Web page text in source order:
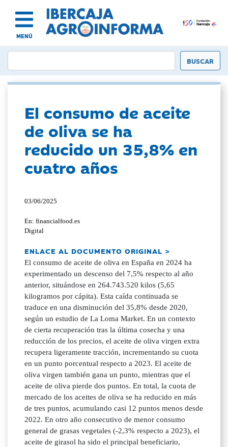
MENÚ
El consumo de aceite
de oliva se ha
reducido un 35,8% en
cuatro años
03/06/2025
En: financialfood.es
Digital
ENLACE AL DOCUMENTO ORIGINAL >
El consumo de aceite de oliva en España en 2024 ha
experimentado un descenso del 7,5% respecto al año
anterior, situándose en 264.743.520 kilos (5,65
kilogramos por cápita). Esta caída continuada se
traduce en una disminución del 35,8% desde 2020,
según un estudio de La Loma Market. En un contexto
de cierta recuperación tras la última cosecha y una
reducción de los precios, el aceite de oliva virgen extra
recupera ligeramente tracción, incrementando su cuota
en un punto porcentual respecto a 2023. El aceite de
oliva virgen también gana un punto, mientras que el
aceite de oliva pierde dos puntos. En total, la cuota de
mercado de los aceites de oliva se ha reducido en más
de tres puntos, acumulando casi 12 puntos menos desde
2022. En otro año consecutivo de menor consumo
general de grasas vegetales (-2,3% respecto a 2023), el
aceite de girasol ha sido el principal beneficiario,